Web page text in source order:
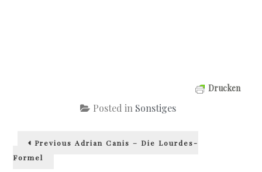
Drucken
Posted in Sonstiges
Beitragsnavigation
Previous
Previous
Adrian Canis – Die Lourdes-
Formel